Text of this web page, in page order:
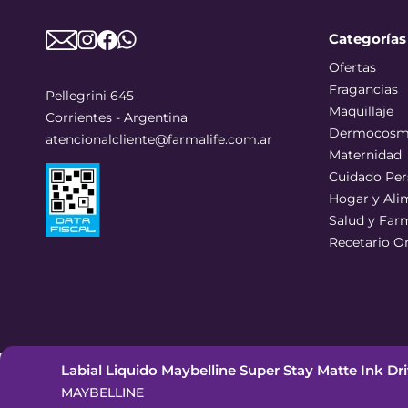
Labial Liquido Maybelline Super Stay Matte Ink
MAYBELLINE
Pellegrini 645
Corrientes - Argentina
atencionalcliente@farmalife.com.ar
Categorías
Ofertas
Fragancias
Maquillaje
Maternidad
Cuidado
Hogar y
Salud y
Recetario
Todos los derechos reservados